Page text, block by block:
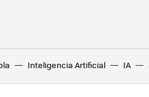
Inteligencia Artificial IA